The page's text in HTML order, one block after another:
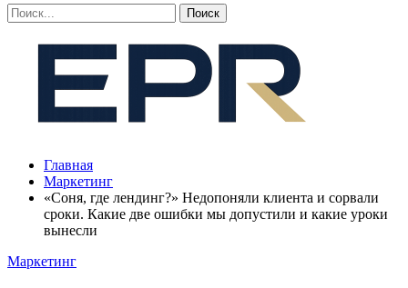
Главная
Маркетинг
«Соня, где лендинг?» Недопоняли клиента и сорвали
сроки. Какие две ошибки мы допустили и какие уроки
вынесли
Маркетинг